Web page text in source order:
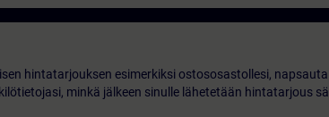
hintatarjouksen esimerkiksi ostososastollesi, napsauta
minkä jälkeen sinulle lähetetään hintatarjous